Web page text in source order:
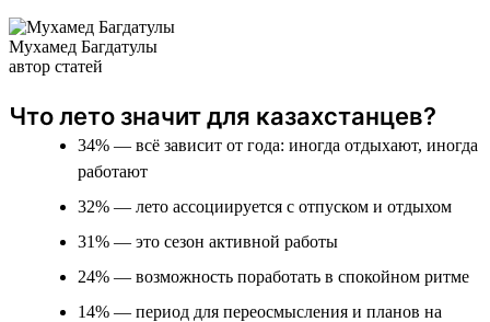
Мухамед Багдатулы
автор статей
Что лето значит для казахстанцев?
34% — всё зависит от года: иногда отдыхают, иногда
работают
32% — лето ассоциируется с отпуском и отдыхом
31% — это сезон активной работы
24% — возможность поработать в спокойном ритме
14% — период для переосмысления и планов на